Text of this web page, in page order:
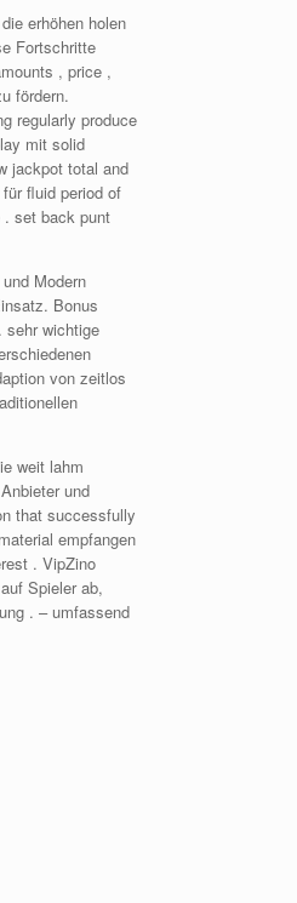
erhöhen holen
Fortschritte
, price ,
fördern.
regularly produce
mit solid
jackpot total and
fluid period of
. set back punt
Modern
Bonus
sehr wichtige
von zeitlos
weit lahm
und
that successfully
empfangen
. VipZino
Spieler ab,
. – umfassend